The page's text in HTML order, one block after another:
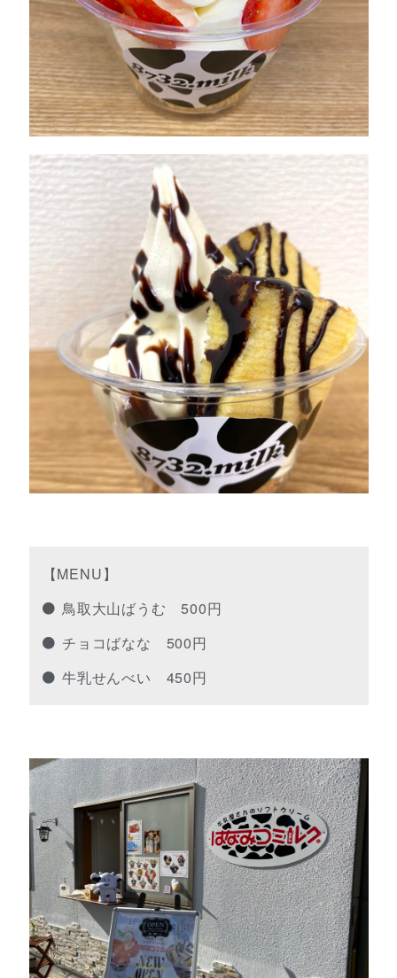
【MENU】
鳥取大山ばうむ 500円
チョコばなな 500円
牛乳せんべい 450円